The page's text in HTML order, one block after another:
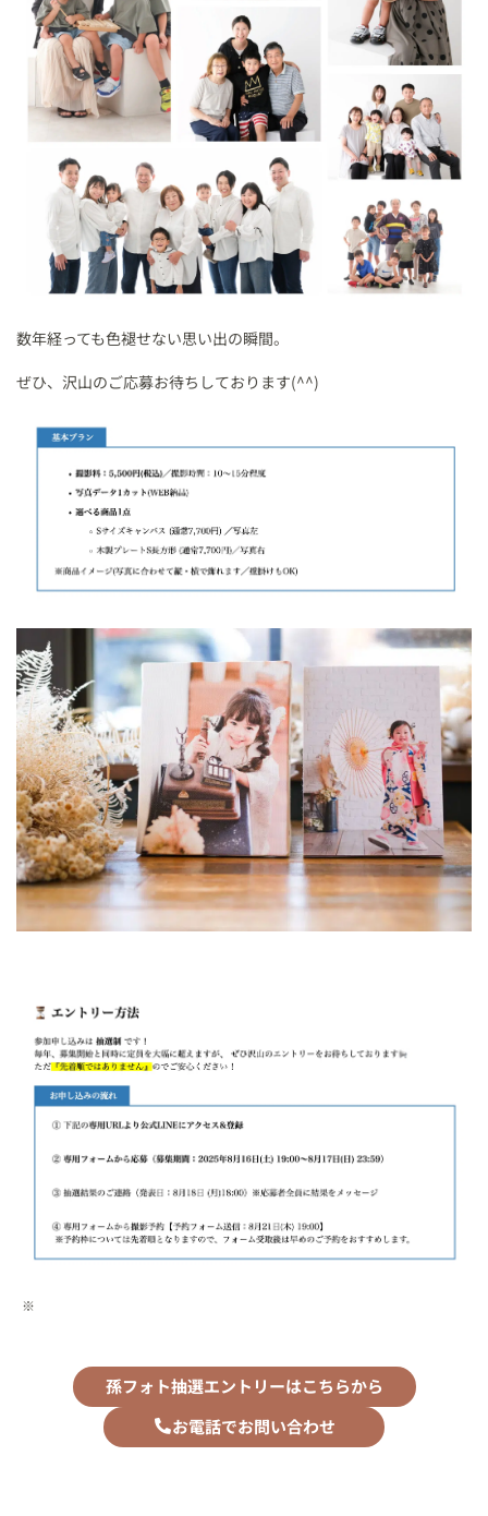
数年経っても色褪せない思い出の瞬間。
ぜひ、沢山のご応募お待ちしております(^^)
※
孫フォト抽選エントリーはこちらから
お電話でお問い合わせ